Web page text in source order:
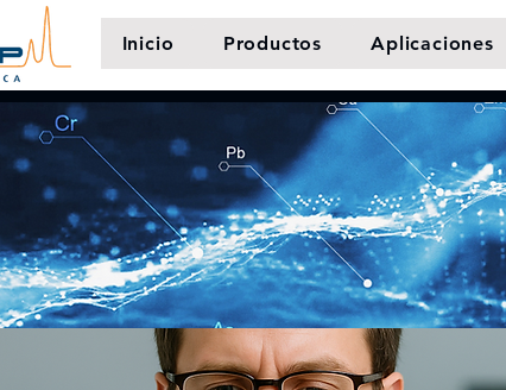
Inicio Productos Aplicaciones